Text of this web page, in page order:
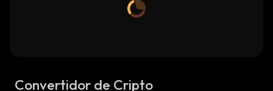
Convertidor de Cripto